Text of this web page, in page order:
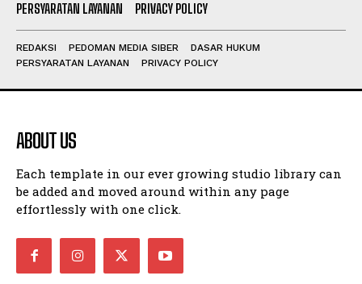
PERSYARATAN LAYANAN
PRIVACY POLICY
REDAKSI PEDOMAN MEDIA SIBER
DASAR HUKUM
PERSYARATAN LAYANAN
PRIVACY POLICY
ABOUT US
Each template in our ever growing studio library can
be added and moved around within any page
effortlessly with one click.